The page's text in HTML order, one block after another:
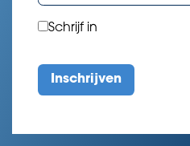
Schrijf in